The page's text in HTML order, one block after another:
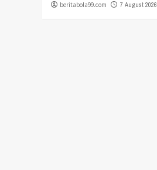
beritabola99.com 7 August 2026